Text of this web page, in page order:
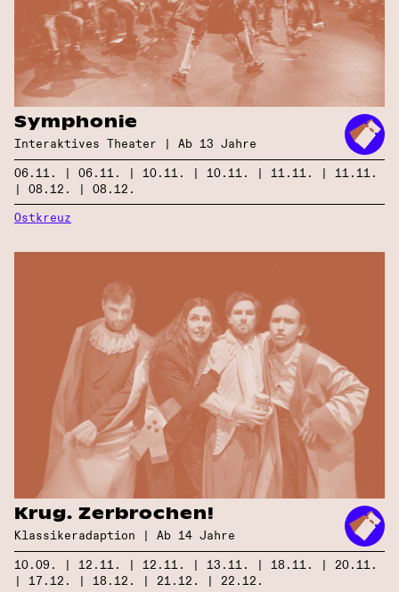
Symphonie
Interaktives Theater | Ab 13 Jahre
06.11. | 06.11. | 10.11. | 10.11. | 11.11. | 11.11.
| 08.12. | 08.12.
Ostkreuz
Krug. Zerbrochen!
Klassiker­adaption | Ab 14 Jahre
10.09. | 12.11. | 12.11. | 13.11. | 18.11. | 20.11.
| 17.12. | 18.12. | 21.12. | 22.12.